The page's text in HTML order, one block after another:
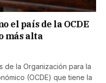
el país de la OCDE
más alta
de la Organización para la
(OCDE) que tiene la